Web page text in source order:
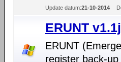
Update datum:21-10-2014
ERUNT v1.1j
ERUNT
register back-